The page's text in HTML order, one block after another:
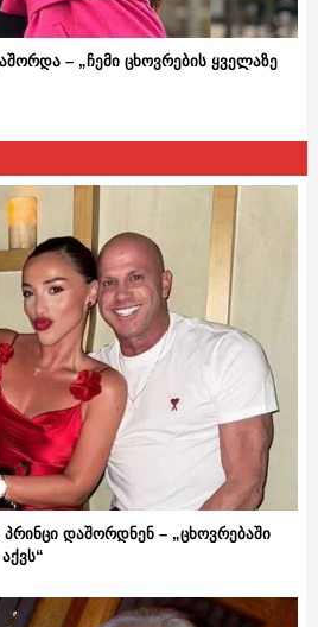
– „ჩემი ცხოვრების ყველაზე
დაშორდნენ – „ცხოვრებაში